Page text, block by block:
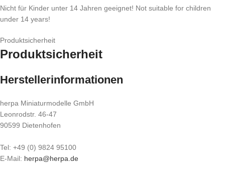
Nicht für Kinder unter 14 Jahren geeignet! Not suitable for children
under 14 years!
Produktsicherheit
Produktsicherheit
Herstellerinformationen
herpa Miniaturmodelle GmbH
Leonrodstr. 46-47
90599 Dietenhofen
Tel: +49 (0) 9824 95100
E-Mail: herpa@herpa.de